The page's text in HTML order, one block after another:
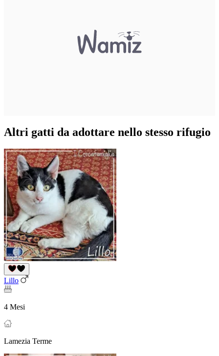
Altri gatti da adottare nello stesso rifugio
Lillo
4 Mesi
Lamezia Terme